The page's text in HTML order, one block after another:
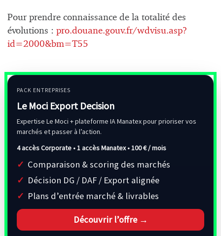
Pour prendre connaissance de la totalité des
évolutions : pro.douane.gouv.fr/wdvisu.asp?
id=2000&bm=T55
PACK ENTREPRISES
Le Moci Export Decision
Expertise Le Moci + plateforme IA Manatex pour prioriser vos
marchés et passer à l’action.
4 accès Corporate • 1 accès Manatex •100 € / mois
Comparaison & scoring des marchés
Décision DG / DAF / Export alignée
Plans d’entrée marché & livrables
Découvrir l’offre →